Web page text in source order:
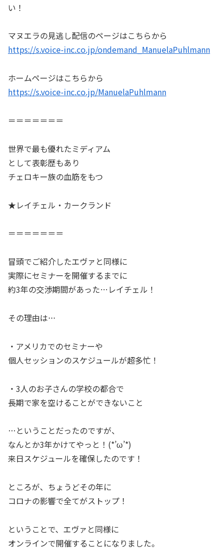
い！
マヌエラの見逃し配信のページはこちらから
https://s.voice-inc.co.jp/ondemand_ManuelaPuhlmann
ホームページはこちらから
https://s.voice-inc.co.jp/ManuelaPuhlmann
＝＝＝＝＝＝＝
世界で最も優れたミディアム
として表彰歴もあり
チェロキー族の血筋をもつ
★レイチェル・カークランド
＝＝＝＝＝＝＝
冒頭でご紹介したエヴァと同様に
実際にセミナーを開催するまでに
約3年の交渉期間があった…レイチェル！
その理由は…
・アメリカでのセミナーや
個人セッションのスケジュールが超多忙！
・3人のお子さんの学校の都合で
長期で家を空けることができないこと
…ということだったのですが、
なんとか3年かけてやっと！(*’ω’*)
来日スケジュールを確保したのです！
ところが、ちょうどその年に
コロナの影響で全てがストップ！
ということで、エヴァと同様に
オンラインで開催することになりました。